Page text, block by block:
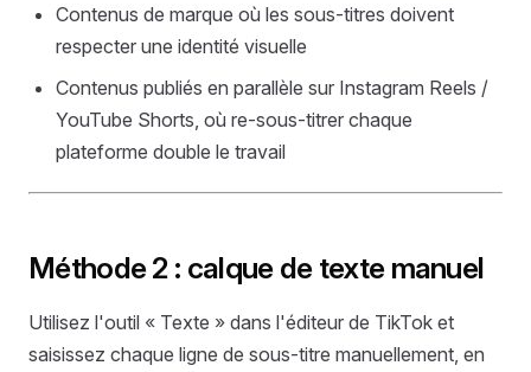
Contenus de marque où les sous-titres doivent
respecter une identité visuelle
Contenus publiés en parallèle sur Instagram Reels /
YouTube Shorts, où re-sous-titrer chaque
plateforme double le travail
Méthode 2 : calque de texte manuel
Utilisez l'outil « Texte » dans l'éditeur de TikTok et
saisissez chaque ligne de sous-titre manuellement, en